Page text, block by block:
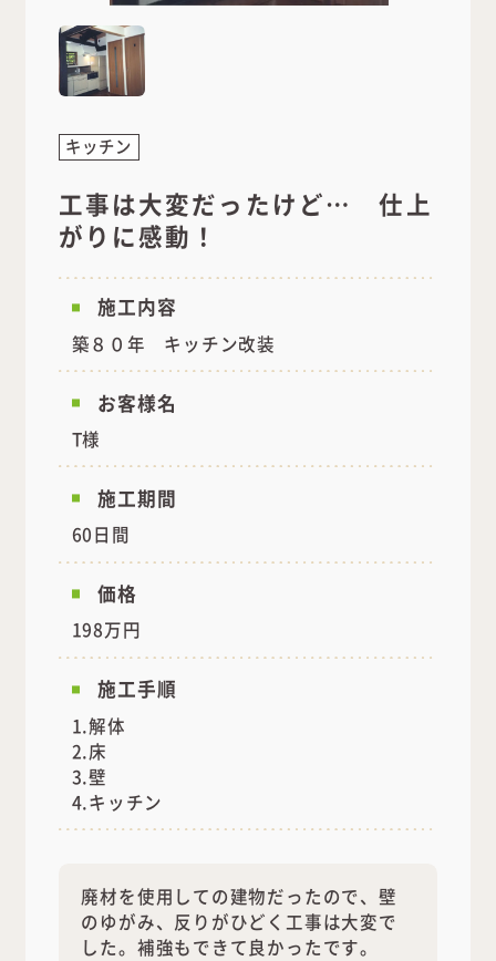
キッチン
工事は大変だったけど… 仕上
がりに感動！
施工内容
築８０年 キッチン改装
お客様名
T様
施工期間
60日間
価格
198万円
施工手順
1.解体
2.床
3.壁
4.キッチン
廃材を使用しての建物だったので、壁
のゆがみ、反りがひどく工事は大変で
した。補強もできて良かったです。